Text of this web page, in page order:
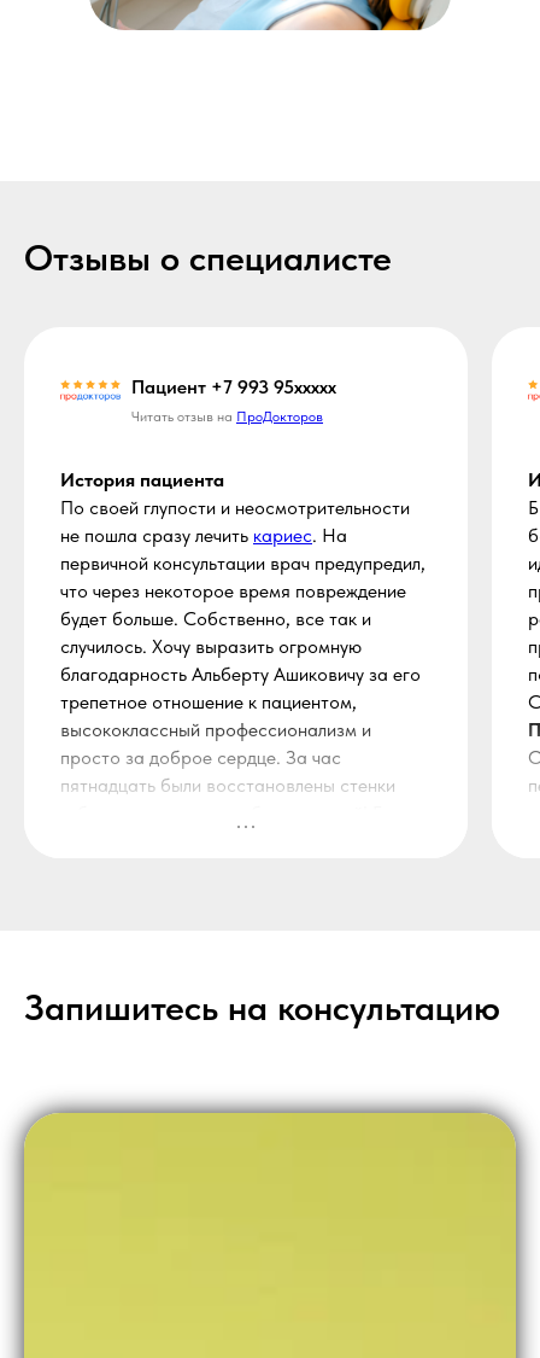
Отзывы о специалисте
Пациент +7 993 95ххххх
Читать отзыв на ПроДокторов
История пациента
По своей глупости и неосмотрительности
не пошла сразу лечить кариес​. На
первичной консультации врач предупредил,
что через некоторое время повреждение
будет больше. Собственно, все так и
случилось. Хочу выразить огромную
благодарность Альберту Ашиковичу за его
трепетное отношение к пациентом,
высококлассный профессионализм и
просто за доброе сердце. За час
пятнадцать были восстановлены стенки
Запишитесь на консультацию